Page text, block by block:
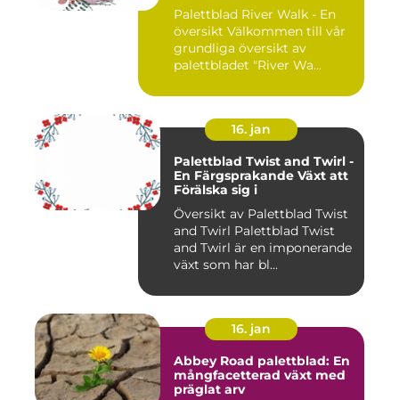
Palettblad River Walk - En
översikt Välkommen till vår
grundliga översikt av
palettbladet "River Wa...
16. jan
Palettblad Twist and Twirl -
En Färgsprakande Växt att
Förälska sig i
Översikt av Palettblad Twist
and Twirl Palettblad Twist
and Twirl är en imponerande
växt som har bl...
16. jan
Abbey Road palettblad: En
mångfacetterad växt med
präglat arv